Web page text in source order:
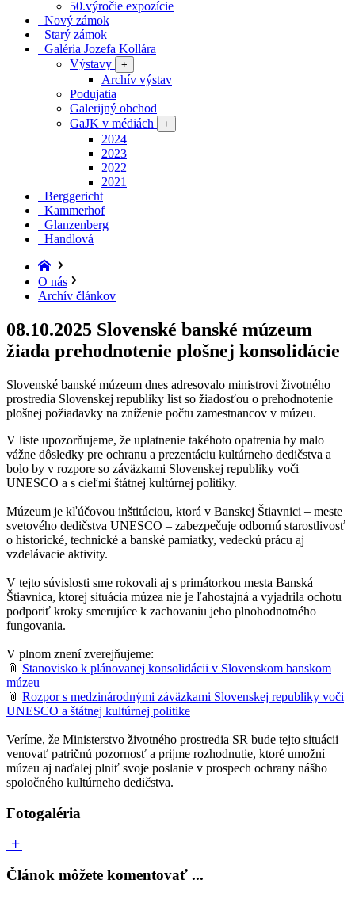
50.výročie expozície
Nový zámok
Starý zámok
Galéria Jozefa Kollára
Výstavy
+
Archív výstav
Podujatia
Galerijný obchod
GaJK v médiách
+
2024
2023
2022
2021
Berggericht
Kammerhof
Glanzenberg
Handlová
O nás
Archív článkov
08.10.2025 Slovenské banské múzeum
žiada prehodnotenie plošnej konsolidácie
Slovenské banské múzeum dnes adresovalo ministrovi životného
prostredia Slovenskej republiky list so žiadosťou o prehodnotenie
plošnej požiadavky na zníženie počtu zamestnancov v múzeu.
V liste upozorňujeme, že uplatnenie takéhoto opatrenia by malo
vážne dôsledky pre ochranu a prezentáciu kultúrneho dedičstva a
bolo by v rozpore so záväzkami Slovenskej republiky voči
UNESCO a s cieľmi štátnej kultúrnej politiky.
Múzeum je kľúčovou inštitúciou, ktorá v Banskej Štiavnici – meste
svetového dedičstva UNESCO – zabezpečuje odbornú starostlivosť
o historické, technické a banské pamiatky, vedeckú prácu aj
vzdelávacie aktivity.
V tejto súvislosti sme rokovali aj s primátorkou mesta Banská
Štiavnica, ktorej situácia múzea nie je ľahostajná a vyjadrila ochotu
podporiť kroky smerujúce k zachovaniu jeho plnohodnotného
fungovania.
V plnom znení zverejňujeme:
📎 Stanovisko k plánovanej konsolidácii v Slovenskom banskom
múzeu
📎 Rozpor s medzinárodnými záväzkami Slovenskej republiky voči
UNESCO a štátnej kultúrnej politike
Veríme, že Ministerstvo životného prostredia SR bude tejto situácii
venovať patričnú pozornosť a prijme rozhodnutie, ktoré umožní
múzeu aj naďalej plniť svoje poslanie v prospech ochrany nášho
spoločného kultúrneho dedičstva.
Fotogaléria
Článok môžete komentovať ...